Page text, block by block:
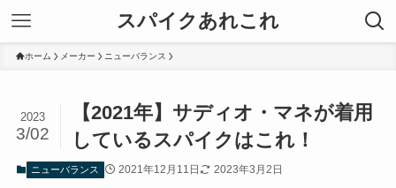
スパイクあれこれ
ホーム メーカー ニューバランス
【2021年】サディオ・マネが着用
しているスパイクはこれ！
2023
3/02
ニューバランス 2021年12月11日 2023年3月2日